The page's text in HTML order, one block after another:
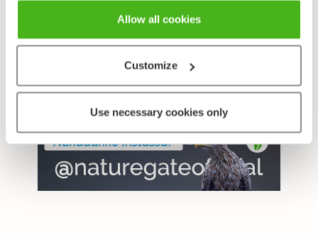
Allow all cookies
Customize
Use necessary cookies only
: Lampinen, R. & Lahti, T. 2021:
Helsingin Yliopisto, Luonnontieteellinen keskusmuseo, Helsinki.